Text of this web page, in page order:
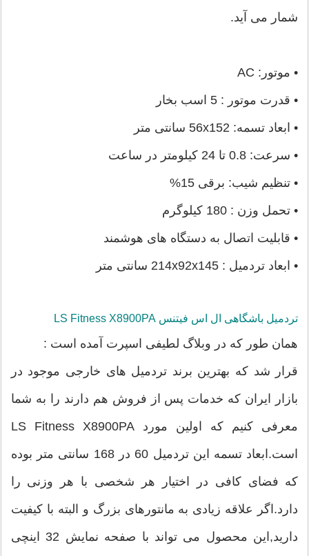
شمار می آید.
• موتور: AC
• قدرت موتور : 5 اسب بخار
• ابعاد تسمه: 56x152 سانتی متر
• سرعت: 0.8 تا 24 کیلومتر در ساعت
• تنظیم شیب: برقی 15%
• تحمل وزن : 180 کیلوگرم
• قابلیت اتصال به دستگاه های هوشمند
• ابعاد تردمیل : 214x92x145 سانتی متر
تردمیل باشگاهی ال اس فیتنس LS Fitness X8900PA
همان طور که در وبلاگ لطیفی اسپرت آمده است :
قرار شد که بهترین برند تردمیل های خارجی موجود در
بازار ایران که خدمات پس از فروش هم دارند را به شما
معرفی کنیم که اولین مورد LS Fitness X8900PA
است.ابعاد تسمه این تردمیل 60 در 168 سانتی متر بوده
که فضای کافی در اختیار هر شخصی با هر وزنی را
دارد.اگر علاقه زیادی به مانتورهای بزرگ و البته با کیفیت
دارید,این محصول می تواند با صفحه نمایش 32 اینچی